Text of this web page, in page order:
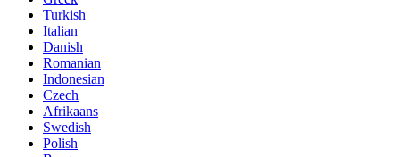
Turkish
Italian
Danish
Romanian
Indonesian
Czech
Afrikaans
Swedish
Polish